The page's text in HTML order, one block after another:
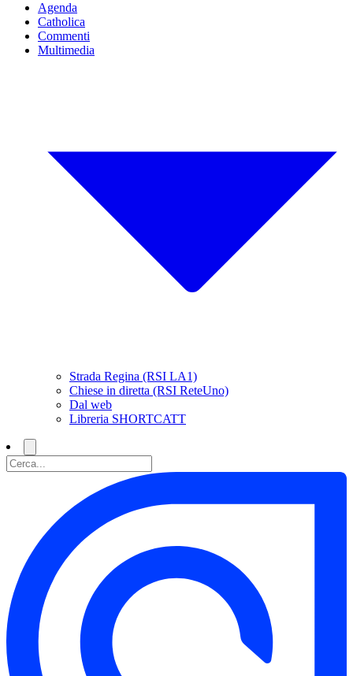
Agenda
Catholica
Commenti
Multimedia
Strada Regina (RSI LA1)
Chiese in diretta (RSI ReteUno)
Dal web
Libreria SHORTCATT